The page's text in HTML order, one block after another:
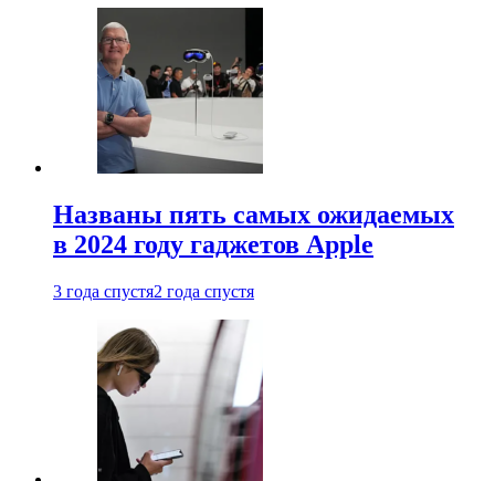
Названы пять самых ожидаемых
в 2024 году гаджетов Apple
3 года спустя2 года спустя